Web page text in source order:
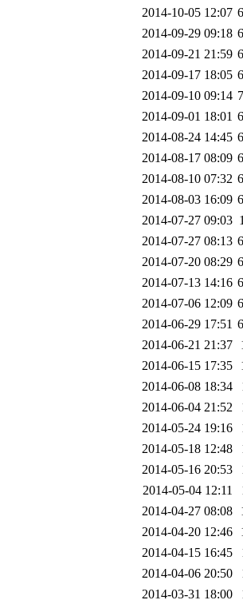
2014-10-05 12:07
2014-09-29 09:18
2014-09-21 21:59
2014-09-17 18:05
2014-09-10 09:14
2014-09-01 18:01
2014-08-24 14:45
2014-08-17 08:09
2014-08-10 07:32
2014-08-03 16:09
2014-07-27 09:03
2014-07-27 08:13
2014-07-20 08:29
2014-07-13 14:16
2014-07-06 12:09
2014-06-29 17:51
2014-06-21 21:37
2014-06-15 17:35
2014-06-08 18:34
2014-06-04 21:52
2014-05-24 19:16
2014-05-18 12:48
2014-05-16 20:53
2014-05-04 12:11
2014-04-27 08:08
2014-04-20 12:46
2014-04-15 16:45
2014-04-06 20:50
2014-03-31 18:00